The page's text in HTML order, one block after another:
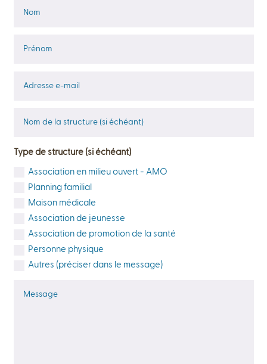
Type de structure (si échéant)
Association en milieu ouvert - AMO
Planning familial
Maison médicale
Association de jeunesse
Association de promotion de la santé
Personne physique
Autres (préciser dans le message)